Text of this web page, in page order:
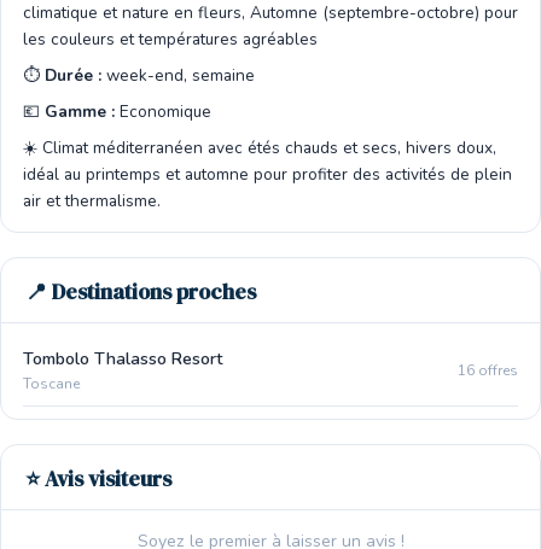
climatique et nature en fleurs, Automne (septembre-octobre) pour
les couleurs et températures agréables
⏱️ Durée : week-end, semaine
💶 Gamme : Economique
☀️ Climat méditerranéen avec étés chauds et secs, hivers doux,
idéal au printemps et automne pour profiter des activités de plein
air et thermalisme.
📍 Destinations proches
Tombolo Thalasso Resort
Toscane
16 offres
⭐ Avis visiteurs
Soyez le premier à laisser un avis !